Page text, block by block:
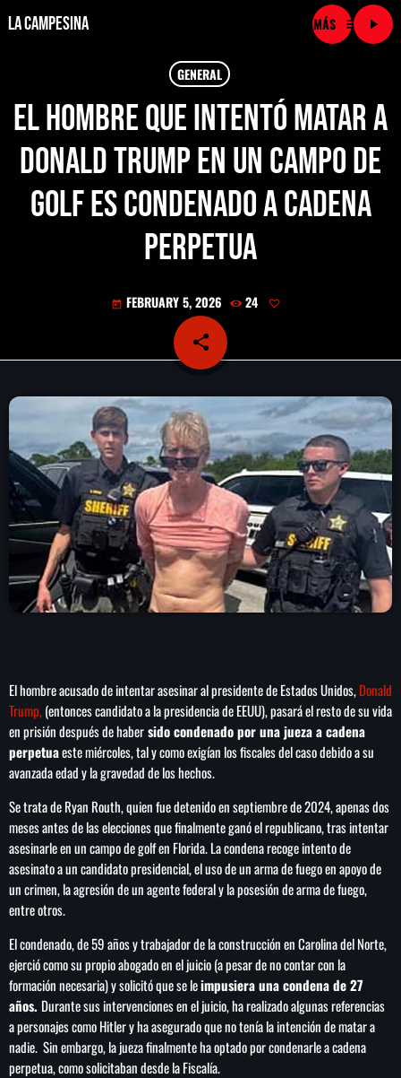
La Campesina menu
play_arrow
play_arrow LA CAMPESINA CADENA
play_arrow LA CAMPESINA 101.9 FM
play_arrow LA CAMPESINA 96.7 FM
LA CAMPESINA 104.5 FM
play_arrow LA CAMPESINA GEORGIA
INICIO
NOTAS
LOCUCIÓN (TALENTO AL AIRE)
RANKING
COMUNÍCATE
PUBLICIDAD
SEARCH
NOTAS
Importaciones de gas frenan soberanía
energética de México: Comité científico
GENERAL
El hombre que intentó matar a
Donald Trump en un campo de
golf es condenado a cadena
perpetua
today FEBRUARY 5, 2026 24
share
email
El hombre acusado de intentar asesinar al presidente de Estados Unidos,Donald
Trump,(entonces candidato a la presidencia de EEUU), pasará el resto de su vida
en prisión después de habersido condenado por una jueza a cadena
perpetuaeste miércoles, tal y como exigían los fiscales del caso debido a su
avanzada edad y la gravedad de los hechos.
Se trata de Ryan Routh, quien fue detenido en septiembre de 2024, apenas dos
meses antes de las elecciones que finalmente ganó el republicano, tras intentar
asesinarle en un campo de golf en Florida. La condena recoge intento de
asesinato a un candidato presidencial, el uso de un arma de fuego en apoyo de
un crimen, la agresión de un agente federal y la posesión de arma de fuego,
entre otros.
El condenado, de 59 años y trabajador de la construcción en Carolina del Norte,
ejerció como su propio abogado en el juicio (a pesar de no contar con la
formación necesaria) y solicitó que se leimpusiera una condena de 27
años. Durante sus intervenciones en el juicio, ha realizado algunas referencias
a personajes como Hitler y ha asegurado que no tenía la intención de matar a
nadie. Sin embargo, la jueza finalmente ha optado por condenarle a cadena
perpetua, como solicitaban desde la Fiscalía.